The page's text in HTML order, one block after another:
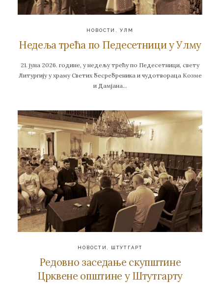
НОВОСТИ УЛМ
Недеља трећа по Педесетници у Улму
21. јуна 2026. године, у недељу трећу по Педесетници, свету
Литургију у храму Светих бесребреника и чудотвораца Козме
и Дамјана…
НОВОСТИ ШТУТГАРТ
Редовно заседање скупштине
Црквене општине у Штутгарту